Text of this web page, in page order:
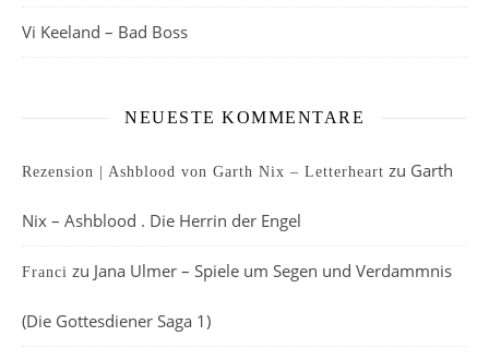
Vi Keeland – Bad Boss
NEUESTE KOMMENTARE
Rezension | Ashblood von Garth Nix – Letterheart zu Garth
Nix – Ashblood . Die Herrin der Engel
Franci zu Jana Ulmer – Spiele um Segen und Verdammnis
(Die Gottesdiener Saga 1)